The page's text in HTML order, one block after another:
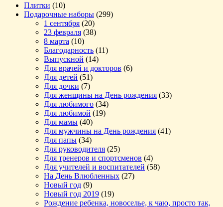
Плитки (10)
Подарочные наборы (299)
1 сентября (20)
23 февраля (38)
8 марта (10)
Благодарность (11)
Выпускной (14)
Для врачей и докторов (6)
Для детей (51)
Для дочки (7)
Для женщины на День рождения (33)
Для любимого (34)
Для любимой (19)
Для мамы (40)
Для мужчины на День рождения (41)
Для папы (34)
Для руководителя (25)
Для тренеров и спортсменов (4)
Для учителей и воспитателей (58)
На День Влюбленных (27)
Новый год (9)
Новый год 2019 (19)
Рождение ребенка, новоселье, к чаю, просто так,